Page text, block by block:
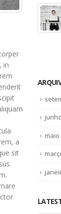
in
a
sit
maio